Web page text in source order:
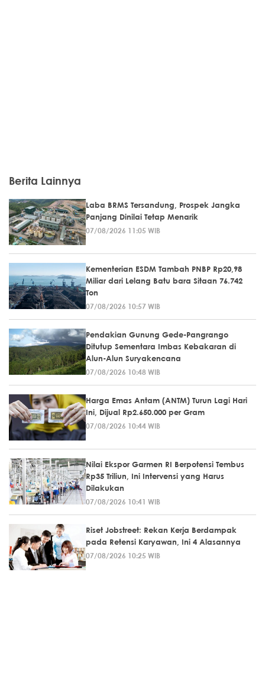
Berita Lainnya
Laba BRMS Tersandung, Prospek Jangka
Panjang Dinilai Tetap Menarik
07/08/2026 11:05 WIB
Kementerian ESDM Tambah PNBP Rp20,98
Miliar dari Lelang Batu bara Sitaan 76.742
Ton
07/08/2026 10:57 WIB
Pendakian Gunung Gede-Pangrango
Ditutup Sementara Imbas Kebakaran di
Alun-Alun Suryakencana
07/08/2026 10:48 WIB
Harga Emas Antam (ANTM) Turun Lagi Hari
Ini, Dijual Rp2.650.000 per Gram
07/08/2026 10:44 WIB
Nilai Ekspor Garmen RI Berpotensi Tembus
Rp35 Triliun, Ini Intervensi yang Harus
Dilakukan
07/08/2026 10:41 WIB
Riset Jobstreet: Rekan Kerja Berdampak
pada Retensi Karyawan, Ini 4 Alasannya
07/08/2026 10:25 WIB